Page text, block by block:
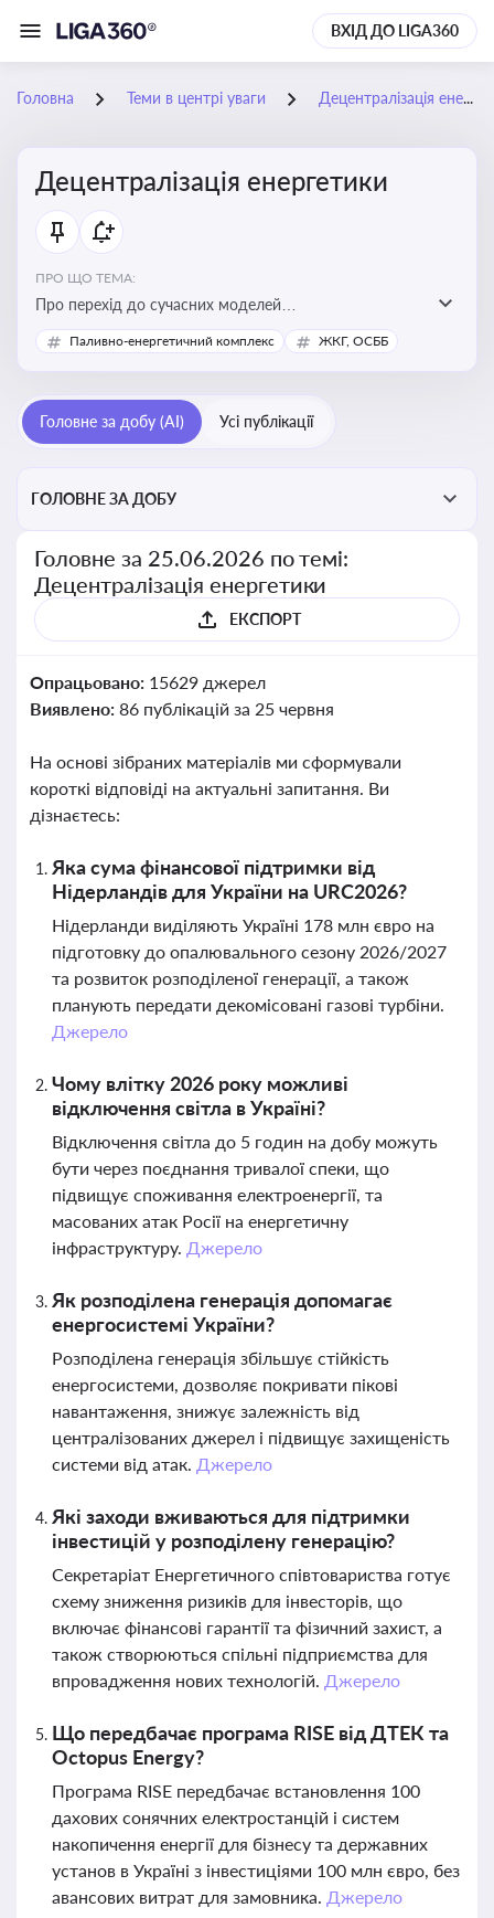
ВХІД ДО LIGA360
Головна Теми в центрі уваги Децентралізація енергетики
Децентралізація енергетики
ПРО ЩО ТЕМА:
Про перехід до сучасних моделей
енергозабезпечення, де виробництво електроенергії
здійснюється ближче до споживача. Це важливо для
втрат при транспортуванні енергії та стимулювання
розвитку відновлюваних джерел
Паливно-енергетичний комплекс ЖКГ, ОСББ
Головне за добу (AI) Усі публікації
ГОЛОВНЕ ЗА ДОБУ
Головне за 25.06.2026 по темі:
Децентралізація енергетики
ЕКСПОРТ
Опрацьовано: 15629 джерел
Виявлено: 86 публікацій за 25 червня
На основі зібраних матеріалів ми сформували
короткі відповіді на актуальні запитання. Ви
дізнаєтесь:
Яка сума фінансової підтримки від
Нідерландів для України на URC2026?
Нідерланди виділяють Україні 178 млн євро на
підготовку до опалювального сезону 2026/2027
та розвиток розподіленої генерації, а також
планують передати декомісовані газові турбіни.
Джерело
Чому влітку 2026 року можливі
відключення світла в Україні?
Відключення світла до 5 годин на добу можуть
бути через поєднання тривалої спеки, що
підвищує споживання електроенергії, та
масованих атак Росії на енергетичну
інфраструктуру. Джерело
Як розподілена генерація допомагає
енергосистемі України?
Розподілена генерація збільшує стійкість
енергосистеми, дозволяє покривати пікові
навантаження, знижує залежність від
централізованих джерел і підвищує захищеність
системи від атак. Джерело
Які заходи вживаються для підтримки
інвестицій у розподілену генерацію?
Секретаріат Енергетичного співтовариства готує
схему зниження ризиків для інвесторів, що
включає фінансові гарантії та фізичний захист, а
також створюються спільні підприємства для
впровадження нових технологій. Джерело
Що передбачає програма RISE від ДТЕК та
Octopus Energy?
Програма RISE передбачає встановлення 100
дахових сонячних електростанцій і систем
накопичення енергії для бізнесу та державних
установ в Україні з інвестиціями 100 млн євро, без
авансових витрат для замовника. Джерело